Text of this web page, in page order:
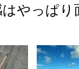
はやっぱり